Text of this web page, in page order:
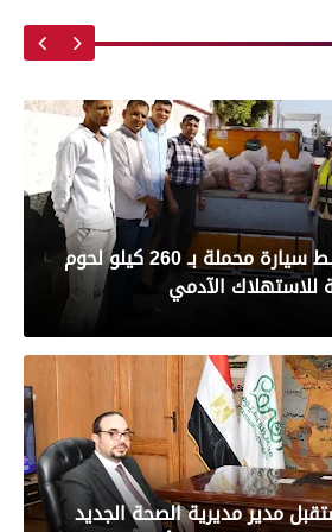
لمباراة الزمالك وسموحه
شاهد أبرز لقطات مباراة
فى الدورى
شاهد أبرز لقطات مباراة
الجزائري فى كأس
تموين الفيوم: ضبط سيارة محملة بـ 260 كيلو لحوم
للاستهلاك الآدمي
مدير مديرية الصحة الجديد